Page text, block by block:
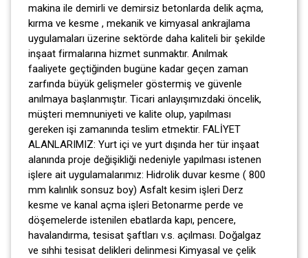
makina ile demirli ve demirsiz betonlarda delik açma,
kırma ve kesme , mekanik ve kimyasal ankrajlama
uygulamaları üzerine sektörde daha kaliteli bir şekilde
inşaat firmalarına hizmet sunmaktır. Anılmak
faaliyete geçtiğinden bugüne kadar geçen zaman
zarfında büyük gelişmeler göstermiş ve güvenle
anılmaya başlanmıştır. Ticari anlayışımızdaki öncelik,
müşteri memnuniyeti ve kalite olup, yapılması
gereken işi zamanında teslim etmektir. FALİYET
ALANLARIMIZ: Yurt içi ve yurt dışında her tür inşaat
alanında proje değişikliği nedeniyle yapılması istenen
işlere ait uygulamalarımız: Hidrolik duvar kesme ( 800
mm kalınlık sonsuz boy) Asfalt kesim işleri Derz
kesme ve kanal açma işleri Betonarme perde ve
döşemelerde istenilen ebatlarda kapı, pencere,
havalandırma, tesisat şaftları v.s. açılması. Doğalgaz
ve sıhhi tesisat delikleri delinmesi Kimyasal ve çelik